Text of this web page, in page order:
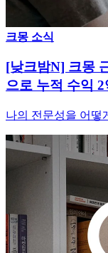
크몽 소식
[낮크밤N] 크몽
으로 누적 수익 2
나의 전문성을 어떻